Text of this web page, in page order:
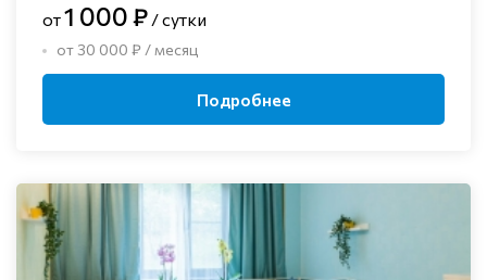
от1 000 ₽ / сутки
от 30 000 ₽ / месяц
Подробнее